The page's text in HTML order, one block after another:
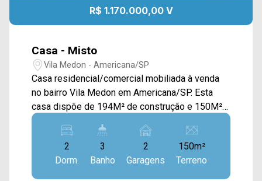
R$ 1.170.000,00 V
Casa - Misto
Vila Medon - Americana/SP
Casa residencial/comercial mobiliada à venda
no bairro Vila Medon em Americana/SP. Esta
casa dispõe de 194M² de construção e 150M²
de terreno, contando com uma casa residencial
e uma sala comercial ao lado. A casa residencial
contém sala de estar e de jantar integradas com
a cozinha planejada, sacada com vista livre,
quintal e área de serviço. Já a sala comercial
2
Dorm.
3
Banho
2
Garagens
150m²
Terreno